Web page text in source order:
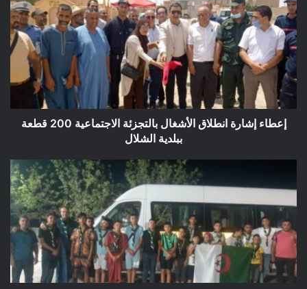
إشارة
انطلاق
الأشغال
بالتجزئة
الاجتماعية
200
قطعة
ببلدية
الشلال
إعطاء إشارة انطلاق الأشغال بالتجزئة الاجتماعية 200 قطعة
ببلدية الشلال
عناصر
الكشافة
الاسلامية
الجزائرية
ببلدية
ونوغة